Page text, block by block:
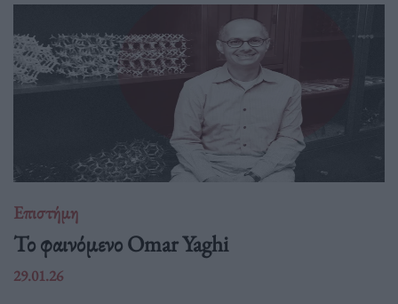
Επιστήμη
Το φαινόμενο Omar Yaghi
29.01.26